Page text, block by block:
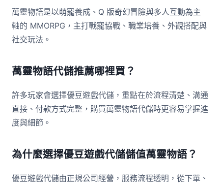
萬靈物語是以萌寵養成、Q 版奇幻冒險與多人互動為主
軸的 MMORPG，主打戰寵協戰、職業培養、外觀搭配與
社交玩法。
萬靈物語代儲推薦哪裡買？
許多玩家會選擇優豆遊戲代儲，重點在於流程清楚、溝通
直接、付款方式完整，購買萬靈物語代儲時更容易掌握進
度與細節。
為什麼選擇優豆遊戲代儲儲值萬靈物語？
優豆遊戲代儲由正規公司經營，服務流程透明，從下單、